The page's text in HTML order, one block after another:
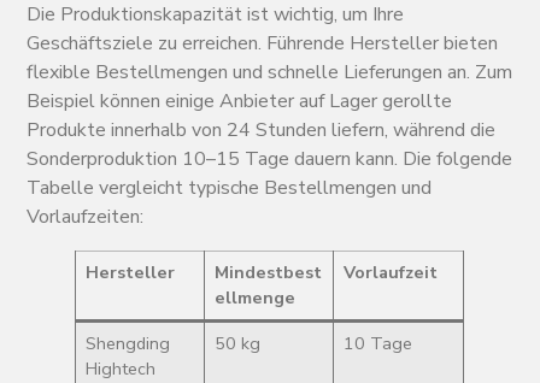
Die Produktionskapazität ist wichtig, um Ihre
Geschäftsziele zu erreichen. Führende Hersteller bieten
flexible Bestellmengen und schnelle Lieferungen an. Zum
Beispiel können einige Anbieter auf Lager gerollte
Produkte innerhalb von 24 Stunden liefern, während die
Sonderproduktion 10–15 Tage dauern kann. Die folgende
Tabelle vergleicht typische Bestellmengen und
Vorlaufzeiten:
Hersteller
Mindestbest
ellmenge
Vorlaufzeit
Shengding
Hightech
50 kg 10 Tage